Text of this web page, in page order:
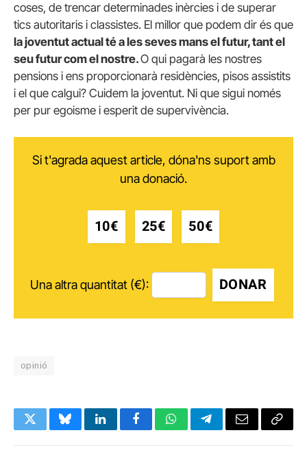
coses, de trencar determinades inèrcies i de superar
tics autoritaris i classistes. El millor que podem dir és que
la joventut actual té a les seves mans el futur, tant el
seu futur com el nostre.O qui pagarà les nostres
pensions i ens proporcionarà residències, pisos assistits
i el que calgui? Cuidem la joventut. Ni que sigui només
per pur egoisme i esperit de supervivència.
Si t'agrada aquest article, dóna'ns suport amb
una donació.
10€ 25€ 50€
Una altra quantitat (€): DONAR
opinió
TwitterBlueskyLinkedInFacebookWhatsAppTelegramEmail Copy